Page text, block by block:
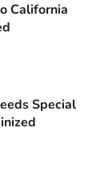
California
Special